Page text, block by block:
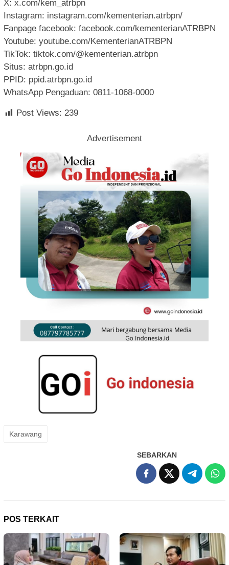
X: x.com/kem_atrbpn
Instagram: instagram.com/kementerian.atrbpn/
Fanpage facebook: facebook.com/kementerianATRBPN
Youtube: youtube.com/KementerianATRBPN
TikTok: tiktok.com/@kementerian.atrbpn
Situs: atrbpn.go.id
PPID: ppid.atrbpn.go.id
WhatsApp Pengaduan: 0811-1068-0000
Post Views: 239
Advertisement
Karawang
SEBARKAN
POS TERKAIT